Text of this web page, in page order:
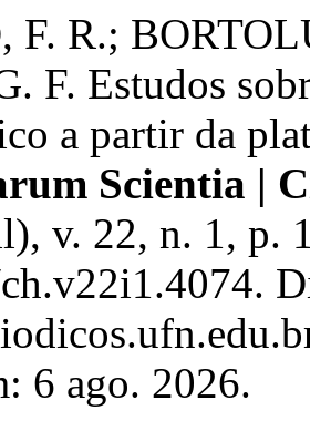
F. R.;
F. Estudos
a partir da
Scientia |
v. 22, n. 1, p.
6 ago. 2026.